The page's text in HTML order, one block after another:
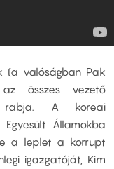
(a valóságban Pak
összes vezető
rabja. A koreai
Államokba
a leplet a korrupt
igazgatóját, Kim